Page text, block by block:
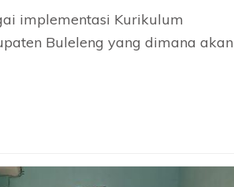
implementasi Kurikulum
Buleleng yang dimana akan